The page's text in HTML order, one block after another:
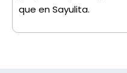
que en Sayulita.